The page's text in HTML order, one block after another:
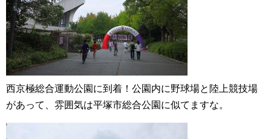
西京極総合運動公園に到着！公園内に野球場と陸上競技場
があって、雰囲気は平塚市総合公園に似てますな。